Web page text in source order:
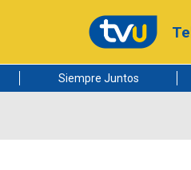
Siempre Juntos